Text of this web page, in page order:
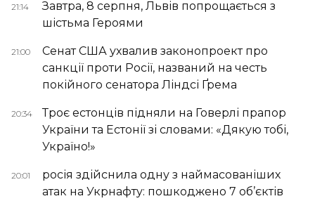
21:14
Завтра, 8 серпня, Львів попрощається з
шістьма Героями
21:00
Сенат США ухвалив законопроект про
санкції проти Росії, названий на честь
покійного сенатора Ліндсі Ґрема
20:34
Троє естонців підняли на Говерлі прапор
України та Естонії зі словами: «Дякую тобі,
Україно!»
20:01
росія здійснила одну з наймасованіших
атак на Укрнафту: пошкоджено 7 об’єктів